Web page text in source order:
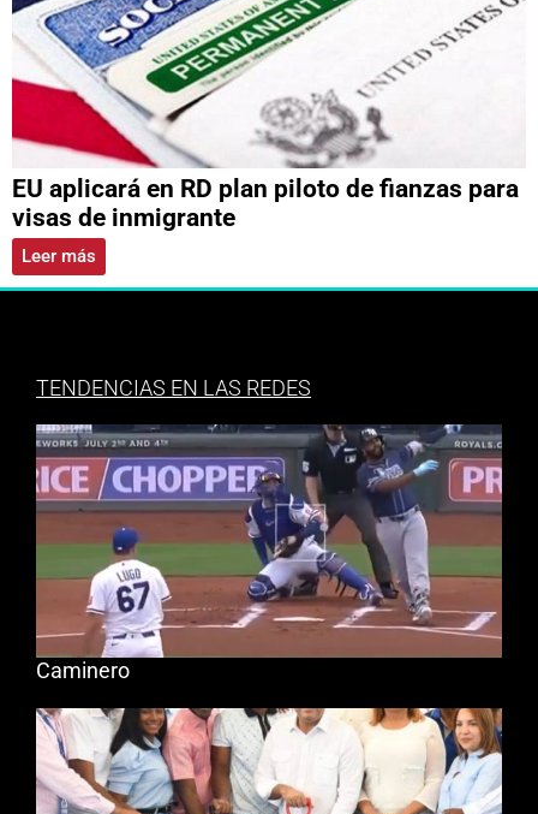
EU aplicará en RD plan piloto de fianzas para
visas de inmigrante
Leer más
TENDENCIAS EN LAS REDES
Caminero